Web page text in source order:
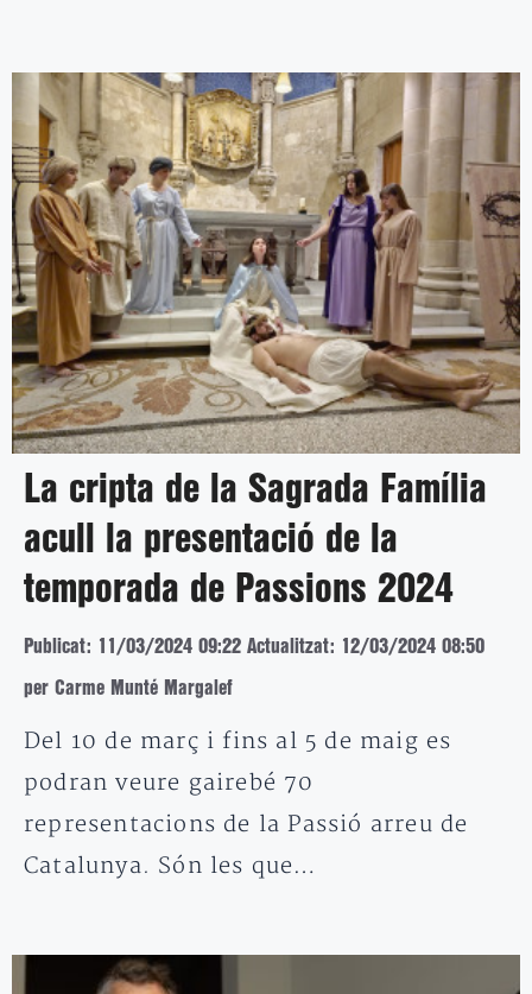
La cripta de la Sagrada Família
acull la presentació de la
temporada de Passions 2024
Publicat: 11/03/2024 09:22 Actualitzat: 12/03/2024 08:50
per Carme Munté Margalef
Del 10 de març i fins al 5 de maig es
podran veure gairebé 70
representacions de la Passió arreu de
Catalunya. Són les que…